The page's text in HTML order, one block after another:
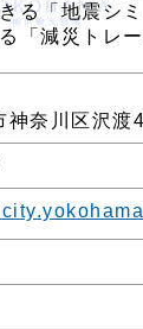
る「地震シ
「減災トレ
神奈川区沢渡